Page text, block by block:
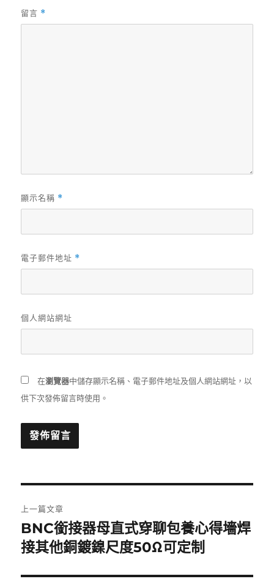
留言 *
顯示名稱 *
電子郵件地址 *
個人網站網址
在瀏覽器中儲存顯示名稱、電子郵件地址及個人網站網址，以
供下次發佈留言時使用。
章
導
覽
上一篇文章
上
一
文
BNC銜接器母直式穿聊包養心得墻焊
接其他銅鍍鎳尺度50Ω可定制